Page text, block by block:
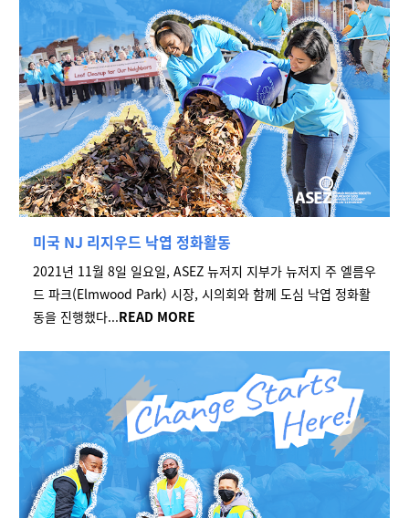
미국 NJ 리지우드 낙엽 정화활동
2021년 11월 8일 일요일, ASEZ 뉴저지 지부가 뉴저지 주 엘름우
드 파크(Elmwood Park) 시장, 시의회와 함께 도심 낙엽 정화활
동을 진행했다...READ MORE